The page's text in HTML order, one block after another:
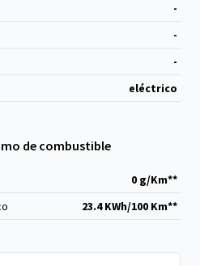
-
-
-
eléctrico
de combustible
0 g/Km**
23.4 KWh/100 Km**